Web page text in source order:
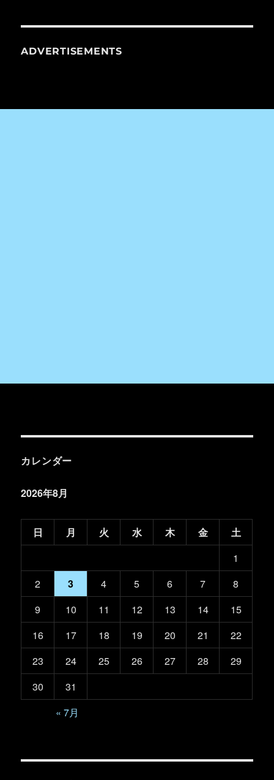
ADVERTISEMENTS
カレンダー
2026年8月
日 月 火 水 木 金
土
1
2
3 4 5 6 7
8
9
10 11 12 13 14
15
16
17 18 19 20 21
22
23
24 25 26 27 28
29
30
31
« 7月